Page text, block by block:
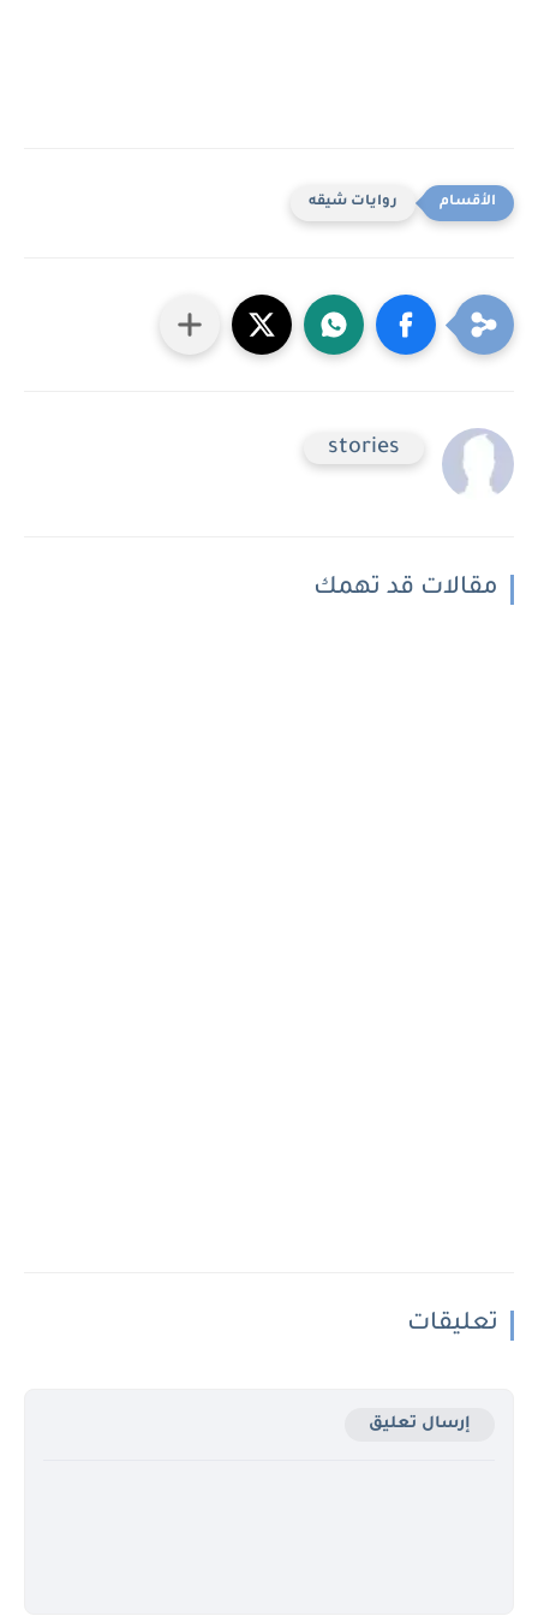
روايات شيقه
stories
مقالات قد تهمك
تعليقات
إرسال تعليق